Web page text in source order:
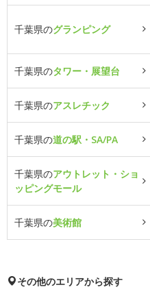
千葉県のグランピング
千葉県のタワー・展望台
千葉県のアスレチック
千葉県の道の駅・SA/PA
千葉県のアウトレット・ショ
ッピングモール
千葉県の美術館
その他のエリアから探す